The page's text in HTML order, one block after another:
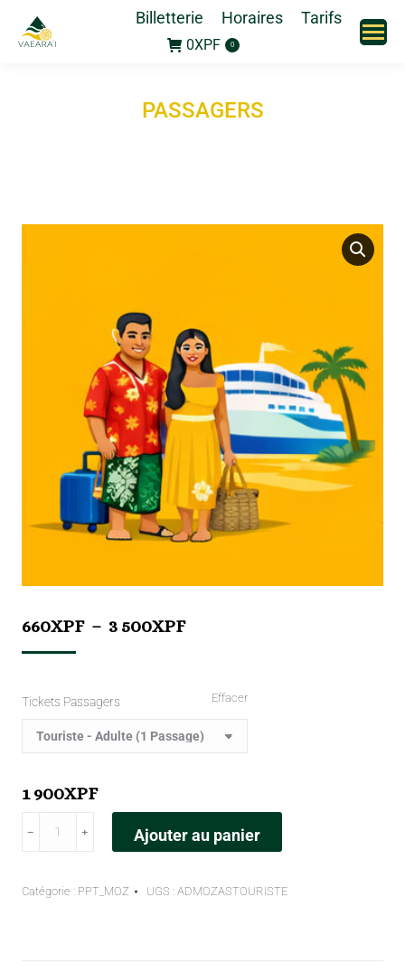
Billetterie Horaires Tarifs
0XPF 0
PASSAGERS
660XPF – 3 500XPF
Tickets Passagers Effacer
1 900XPF
﹣ ﹢ Ajouter au panier
Catégorie : PPT_MOZ UGS : ADMOZASTOURISTE